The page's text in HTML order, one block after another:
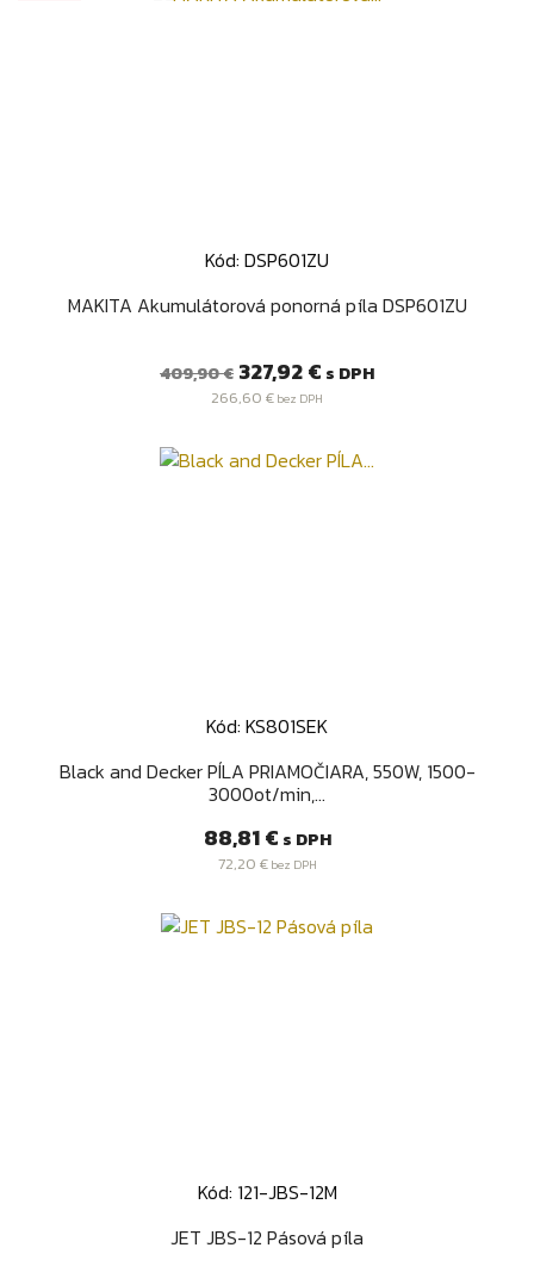
Kód: DSP601ZU
MAKITA Akumulátorová ponorná píla DSP601ZU
Bežná
409,90 € Cena
327,92 € s DPH
266,60 € bez DPH
Kód: KS801SEK
Black and Decker PÍLA PRIAMOČIARA, 550W, 1500-
3000ot/min,...
Cena
88,81 € s DPH
72,20 €bez DPH
Kód: 121-JBS-12M
JET JBS-12 Pásová píla